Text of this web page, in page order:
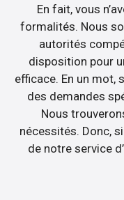
En fait, vous
formalités. Nous
autorités
disposition pour
efficace. En un mot,
des demandes
Nous
nécessités. Donc,
de notre service